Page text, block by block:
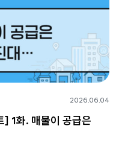
2026.06.04
] 1화. 매물이 공급은